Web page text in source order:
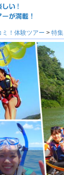
！体験ツアー > 特集